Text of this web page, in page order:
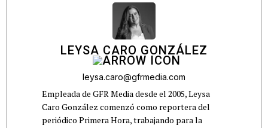
LEYSA CARO GONZÁLEZ
leysa.caro@gfrmedia.com
Empleada de GFR Media desde el 2005, Leysa
Caro González comenzó como reportera del
periódico Primera Hora, trabajando para la